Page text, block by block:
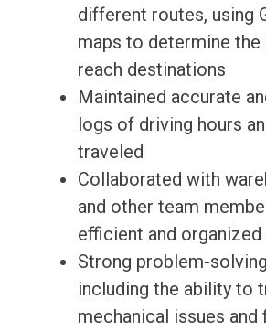
different routes, using
maps to determine the
reach destinations
Maintained accurate
logs of driving hours
traveled
Collaborated with
and other team
efficient and
Strong problem-
including the ability to
mechanical issues and